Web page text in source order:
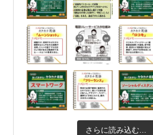
さらに読み込む...